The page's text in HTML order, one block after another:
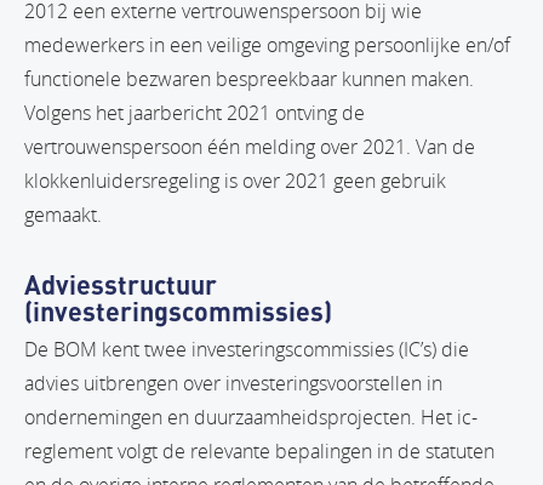
2012 een externe vertrouwenspersoon bij wie
medewerkers in een veilige omgeving persoonlijke en/of
functionele bezwaren bespreekbaar kunnen maken.
Volgens het jaarbericht 2021 ontving de
vertrouwenspersoon één melding over 2021. Van de
klokkenluidersregeling is over 2021 geen gebruik
gemaakt.
Adviesstructuur
(investeringscommissies)
De BOM kent twee investeringscommissies (IC’s) die
advies uitbrengen over investeringsvoorstellen in
ondernemingen en duurzaamheidsprojecten. Het ic-
reglement volgt de relevante bepalingen in de statuten